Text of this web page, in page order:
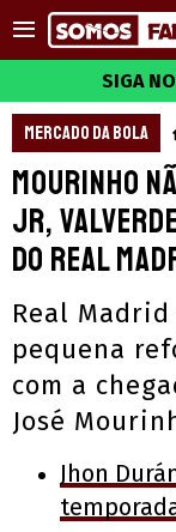
SIGA
MERCADO DA BOLA
Mourinho
Jr,
do Real
Real
pequena
com a
José
Jhon